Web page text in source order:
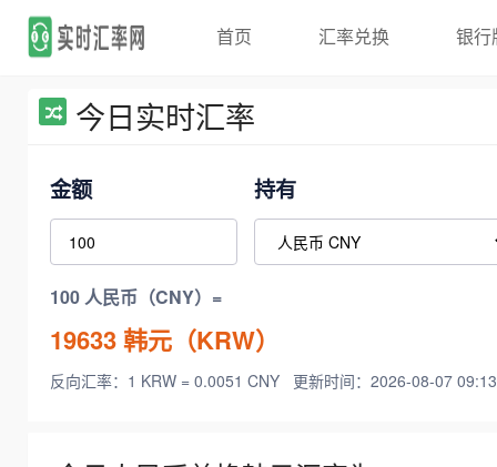
首页 汇率兑换 银行
今日实时汇率
金额 持有
100 人民币（CNY）=
19633韩元（KRW）
反向汇率：1 KRW = 0.0051 CNY 更新时间：2026-08-07